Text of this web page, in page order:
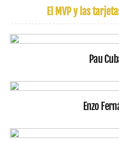
El MVP y las
Pau
Enzo